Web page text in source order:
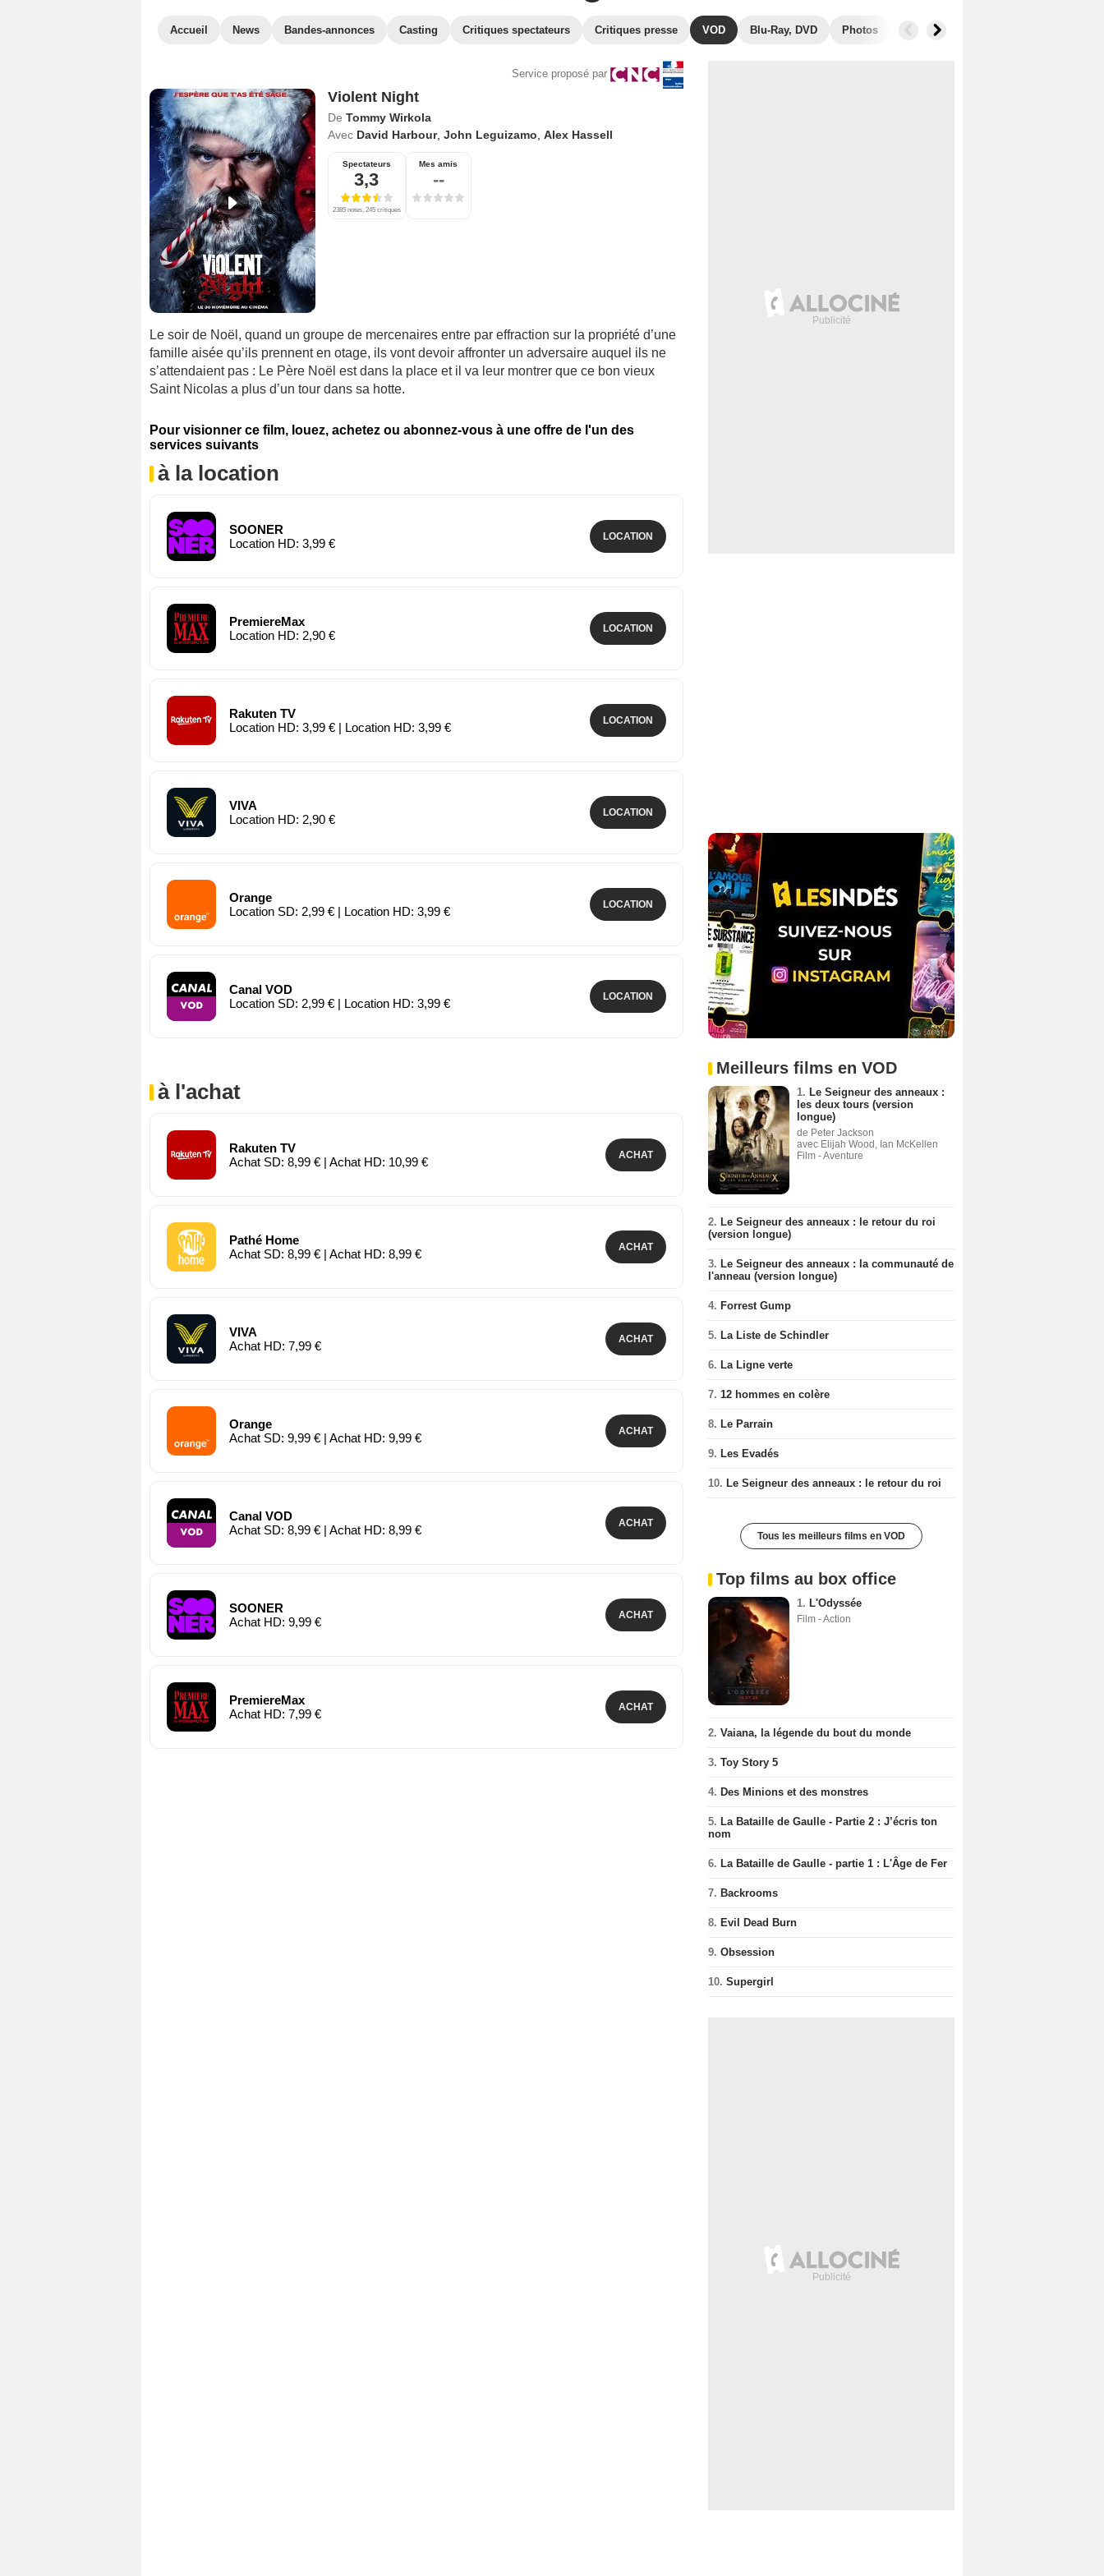
Accueil News Bandes-annonces Casting Critiques spectateurs Critiques presse VOD Blu-Ray, DVD Photos Secrets de tournage
Service proposé par
Violent Night
De Tommy Wirkola
Avec David Harbour, John Leguizamo Alex Hassell
Spectateurs
3,3
2385 notes, 245 critiques
Mes amis
--
Le soir de Noël, quand un groupe de mercenaires entre par effraction sur la propriété d’une
famille aisée qu’ils prennent en otage, ils vont devoir affronter un adversaire auquel ils ne
s’attendaient pas : Le Père Noël est dans la place et il va leur montrer que ce bon vieux
Saint Nicolas a plus d’un tour dans sa hotte.
Pour visionner ce film, louez, achetez ou abonnez-vous à une offre de l'un des
services suivants
à la location
SOONER
Location HD: 3,99 €
LOCATION
PremiereMax
Location HD: 2,90 €
LOCATION
Rakuten TV
Location HD: 3,99 € | Location HD: 3,99 €
LOCATION
VIVA
Location HD: 2,90 €
LOCATION
Orange
Location SD: 2,99 € | Location HD: 3,99 €
LOCATION
Canal VOD
Location SD: 2,99 € | Location HD: 3,99 €
LOCATION
à l'achat
Rakuten TV
Achat SD: 8,99 € | Achat HD: 10,99 €
ACHAT
Pathé Home
Achat SD: 8,99 € | Achat HD: 8,99 €
ACHAT
VIVA
Achat HD: 7,99 €
ACHAT
Orange
Achat SD: 9,99 € | Achat HD: 9,99 €
ACHAT
Canal VOD
Achat SD: 8,99 € | Achat HD: 8,99 €
ACHAT
SOONER
Achat HD: 9,99 €
ACHAT
PremiereMax
Achat HD: 7,99 €
ACHAT
Meilleurs films en VOD
1. Le Seigneur des anneaux :
les deux tours (version
longue)
de Peter Jackson
avec Elijah Wood, Ian McKellen
Film - Aventure
2. Le Seigneur des anneaux : le retour du roi
(version longue)
3. Le Seigneur des anneaux : la communauté de
l'anneau (version longue)
4. Forrest Gump
5. La Liste de Schindler
6. La Ligne verte
7. 12 hommes en colère
8. Le Parrain
9. Les Evadés
10. Le Seigneur des anneaux : le retour du roi
Tous les meilleurs films en VOD
Top films au box office
1. L'Odyssée
Film - Action
2. Vaiana, la légende du bout du monde
3. Toy Story 5
4. Des Minions et des monstres
5. La Bataille de Gaulle - Partie 2 : J’écris ton
nom
6. La Bataille de Gaulle - partie 1 : L'Âge de Fer
7. Backrooms
8. Evil Dead Burn
9. Obsession
10. Supergirl